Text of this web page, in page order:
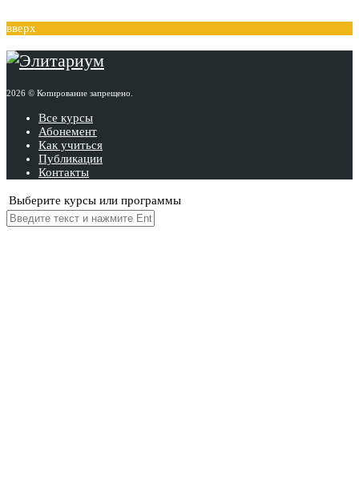
вверх
2026 © Копирование запрещено.
Все курсы
Абонемент
Как учиться
Публикации
Контакты
Выберите курсы или программы